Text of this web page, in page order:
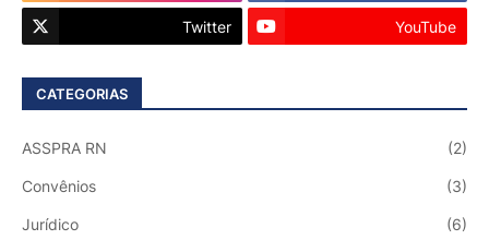
Twitter YouTube
CATEGORIAS
ASSPRA RN (2)
Convênios (3)
Jurídico (6)